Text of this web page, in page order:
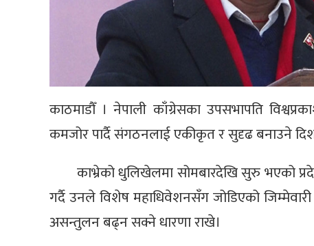
काठमाडौँ । नेपाली काँग्रेसका उपसभापति
कमजोर पार्दै संगठनलाई एकीकृत र सुदृढ बनाउने
काभ्रेको धुलिखेलमा सोमबारदेखि सुरु भएको
गर्दै उनले विशेष महाधिवेशनसँग जोडिएको
असन्तुलन बढ्न सक्ने धारणा राखे।